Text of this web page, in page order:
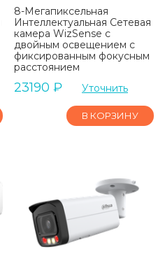
8-Мегапиксельная
Интеллектуальная Сетевая
камера WizSense с
двойным освещением с
фиксированным фокусным
расстоянием
23190 ₽ Уточнить
В КОРЗИНУ